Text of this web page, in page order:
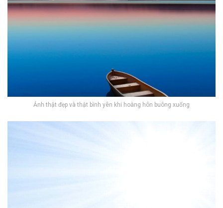
Ảnh thật đẹp và thật bình yên khi hoàng hôn buông xuống